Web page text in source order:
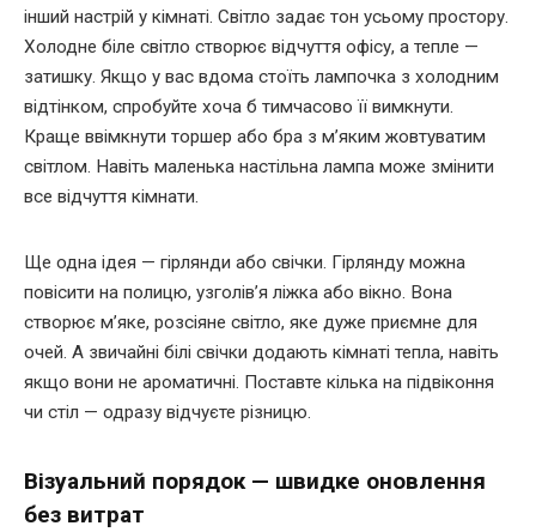
інший настрій у кімнаті. Світло задає тон усьому простору.
Холодне біле світло створює відчуття офісу, а тепле —
затишку. Якщо у вас вдома стоїть лампочка з холодним
відтінком, спробуйте хоча б тимчасово її вимкнути.
Краще ввімкнути торшер або бра з м’яким жовтуватим
світлом. Навіть маленька настільна лампа може змінити
все відчуття кімнати.
Ще одна ідея — гірлянди або свічки. Гірлянду можна
повісити на полицю, узголів’я ліжка або вікно. Вона
створює м’яке, розсіяне світло, яке дуже приємне для
очей. А звичайні білі свічки додають кімнаті тепла, навіть
якщо вони не ароматичні. Поставте кілька на підвіконня
чи стіл — одразу відчуєте різницю.
Візуальний порядок — швидке оновлення
без витрат